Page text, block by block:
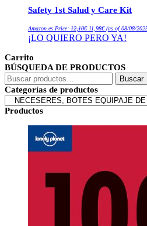
Safety 1st Salud y Care Kit
Amazon.es Price: 12,10€precio
original
era:
11,98€precio
actual
es:
(as of 08/08/
¡LO QUIERO PERO YA!
Carrito
BÚSQUEDA DE PRODUCTOS
Buscar
por:
Buscar
Categorías de productos
Productos